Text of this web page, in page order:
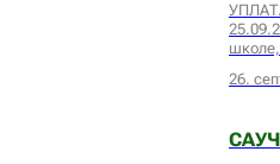
школе,
26.